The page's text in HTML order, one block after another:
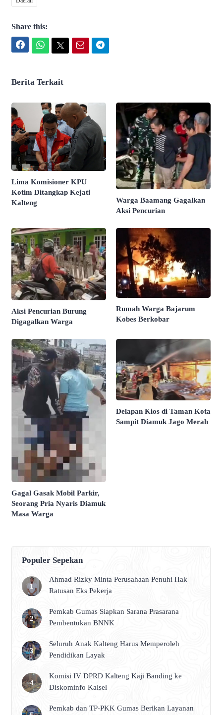
Share this:
Berita Terkait
Lima Komisioner KPU
Kotim Ditangkap Kejati
Kalteng
Warga Baamang Gagalkan
Aksi Pencurian
Aksi Pencurian Burung
Digagalkan Warga
Rumah Warga Bajarum
Kobes Berkobar
Gagal Gasak Mobil Parkir,
Seorang Pria Nyaris Diamuk
Masa Warga
Delapan Kios di Taman Kota
Sampit Diamuk Jago Merah
Populer Sepekan
Ahmad Rizky Minta Perusahaan Penuhi Hak
Ratusan Eks Pekerja
Pemkab Gumas Siapkan Sarana Prasarana
Pembentukan BNNK
Seluruh Anak Kalteng Harus Memperoleh
Pendidikan Layak
Komisi IV DPRD Kalteng Kaji Banding ke
Diskominfo Kalsel
Pemkab dan TP-PKK Gumas Berikan Layanan